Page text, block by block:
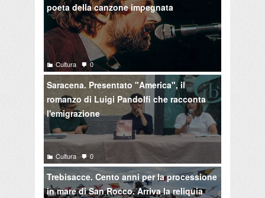
poeta della canzone impegnata
Cultura 0
Saracena. Presentato "America", il
romanzo di Luigi Pandolfi che racconta
l'emigrazione
Cultura 0
Trebisacce. Cento anni per la processione
in mare di San Rocco. Arriva la reliquia